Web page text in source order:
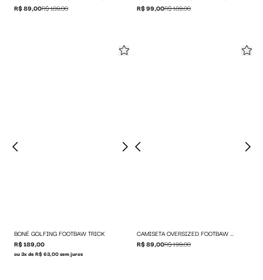
R$ 89,00R$ 189,00
R$ 99,00R$ 189,00
BONÉ GOLFING FOOTBAW TRICK
R$ 189,00
ou 3x de R$ 63,00 sem juros
CAMISETA OVERSIZED FOOTBAW WORLDWIDE
R$ 89,00R$ 199,00